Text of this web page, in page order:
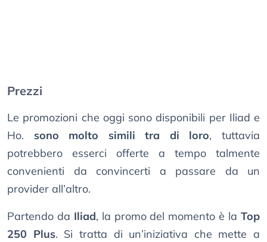
Prezzi
Le promozioni che oggi sono disponibili per Iliad e
Ho. sono molto simili tra di loro, tuttavia
potrebbero esserci offerte a tempo talmente
convenienti da convincerti a passare da un
provider all’altro.
Partendo da Iliad, la promo del momento è laTop
250 Plus. Si tratta di un’iniziativa che mette a